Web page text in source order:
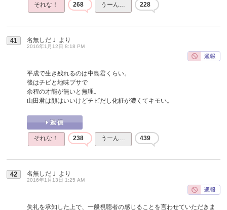
それな！ 268 うーん… 228
41 名無しだＪ より
2016年1月12日 8:18 PM
平成で生き残れるのは中島君くらい。
後はチビと地味ブサで
余程の才能が無いと無理。
山田君は顔はいいけどチビだし化粧が濃くてキモい。
それな！ 238 うーん… 439
42 名無しだＪ より
2016年1月13日 1:25 AM
失礼を承知した上で、一般視聴者の感じることを言わせていただきま